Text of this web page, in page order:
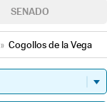
SENADO
» Cogollos de la Vega